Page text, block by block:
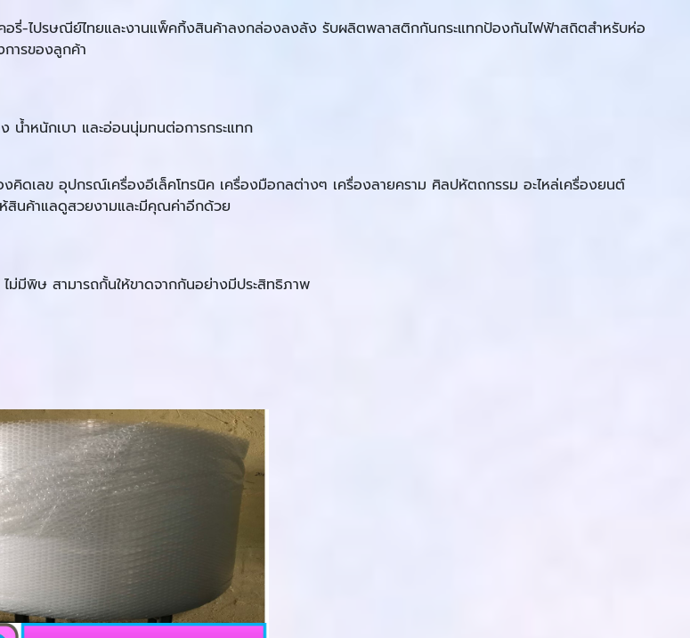
รี่-ไปรษณีย์ไทยและงานแพ็คกิ้งสินค้าลงกล่องลงลัง รับผลิตพลาสติกกันกระแทกป้องกันไฟฟ้าสถิตสำหรับห่อ
ารของลูกค้า
ำหนักเบา และอ่อนนุ่มทนต่อการกระแทก
คิดเลข อุปกรณ์เครื่องอีเล็คโทรนิค เครื่องมือกลต่างๆ เครื่องลายคราม ศิลปหัตถกรรม อะไหล่เครื่องยนต์
สินค้าแลดูสวยงามและมีคุณค่าอีกด้วย
มีพิษ สามารถกั้นให้ขาดจากกันอย่างมีประสิทธิภาพ